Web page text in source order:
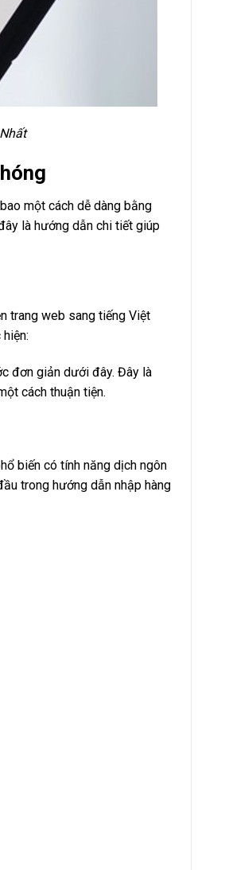
một cách dễ dàng bằng
là hướng dẫn chi tiết giúp
trang web sang tiếng Việt
đơn giản dưới đây. Đây là
cách thuận tiện.
biến có tính năng dịch ngôn
trong hướng dẫn nhập hàng